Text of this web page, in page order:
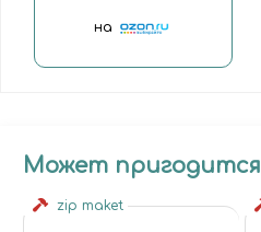
на
Может пригодится
zip maket